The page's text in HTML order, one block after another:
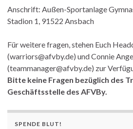
Anschrift: Außen-Sportanlage
Stadion 1, 91522 Ansbach
Für weitere fragen, stehen Euch
(warriors@afvby.de) und Connie
(teammanager@afvby.de) zur
Bitte keine Fragen bezüglich des
Geschäftsstelle des AFVBy.
SPENDE BLUT!